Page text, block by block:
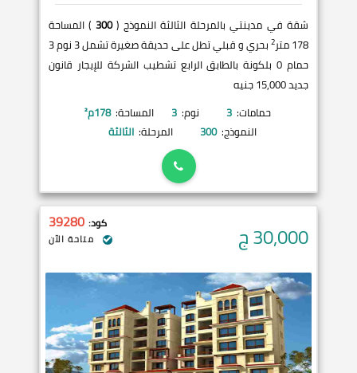
شقة في مدينتي بالمرحلة الثالثة النموذج (300 ) المساحة
178 متر
2
بحري و قبلي تطل على حديقة صغيرة تشمل 3 نوم 3
حمام 0 بلكونة بالطابق الرابع تشطيب الشركة للإيجار قانون
جديد 15,000 جنيه
حمامات: 3 نوم: 3 المساحة: 178م²
النموذج: 300 المرحلة: الثالثة
30,000ج كود: 39280
متاحة الآن